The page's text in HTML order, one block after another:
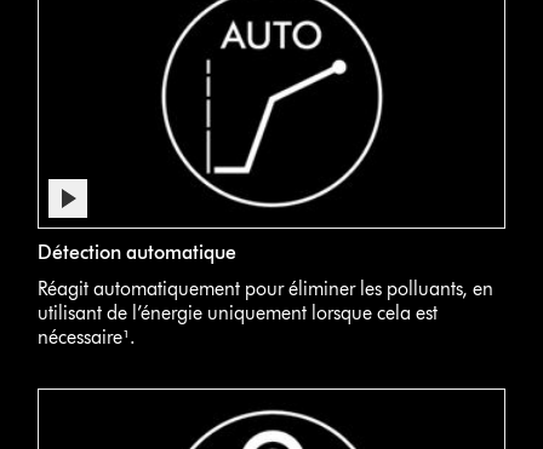
plan
sur
l’écran
LCD
Transcript
Afficher
la
transcription
la
vidéo
Détection automatique
Réagit automatiquement pour éliminer les polluants, en
utilisant de l’énergie uniquement lorsque cela est
nécessaire¹.